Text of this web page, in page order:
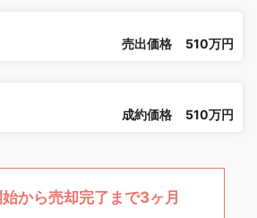
売出価格 510万円
成約価格 510万円
から売却完了まで3ヶ月